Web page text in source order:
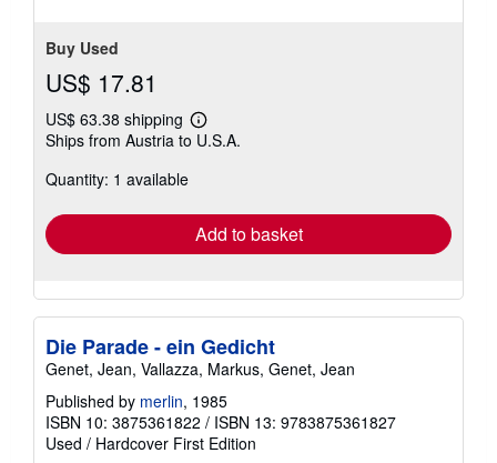
Buy Used
US$ 17.81
US$ 63.38 shipping
Learn
more
Ships from Austria to U.S.A.
Quantity: 1 available
Add to basket
Die Parade - ein Gedicht
Genet, Jean, Vallazza, Markus, Genet, Jean
Published by merlin, 1985
ISBN 10: 3875361822 / ISBN 13: 9783875361827
Used / Hardcover First Edition